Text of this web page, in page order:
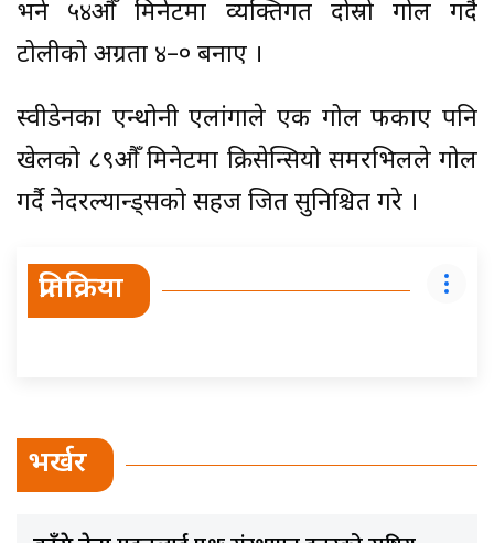
भने ५४औँ मिनेटमा व्यक्तिगत दोस्रो गोल गर्दै
टोलीको अग्रता ४–० बनाए ।
स्वीडेनका एन्थोनी एलांगाले एक गोल फर्काए पनि
खेलको ८९औँ मिनेटमा क्रिसेन्सियो समरभिलले गोल
गर्दै नेदरल्यान्ड्सको सहज जित सुनिश्चित गरे ।
प्रतिक्रिया
भर्खर